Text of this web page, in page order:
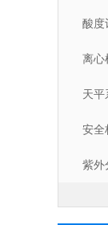
酸度
离心
天平
安全
紫外